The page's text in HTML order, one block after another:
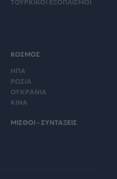
ΤΟΥΡΚΙΚΟΙ ΕΞΟΠΛΙΣΜΟΙ
ΚΟΣΜΟΣ
ΗΠΑ
ΡΩΣΙΑ
ΟΥΚΡΑΝΙΑ
ΚΙΝΑ
ΜΙΣΘΟΙ - ΣΥΝΤΑΞΕΙΣ